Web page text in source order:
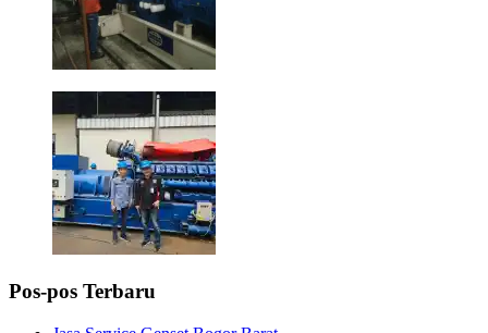
Pos-pos Terbaru